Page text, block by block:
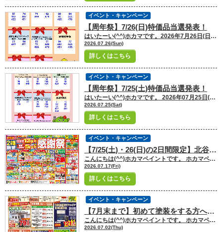
【周年祭】7/26(日)特価品当選発表！
はいたーい(^^)ホカマです。2026年7月26日(日)最終日 抽選結果発表♪ 周年祭イベントへ御来場いただいた皆様、誠に有り難うございました！スタッフ一同、心より御礼申し上げます。 当選者は下記となります！ 誠におめでとうございます！！ また、外れてしまった方は大変申し訳ございません(´;ω;｀) また次回イベント開催がありましたら、 その際はぜひ再度ご来店いただけますと幸いです★ 2日間 たくさんのご来場誠にありがとうございました！
2026.07.26(Sun)
詳しくはこちら
イベント・キャンペーン
【周年祭】7/25(土)特価品当選発表！
はいたーい(^^)ホカマです。 2026年07月25日(土)1日目 抽選結果発表♪ 周年祭イベントへのたくさんの御来場誠に有り難うございました！スタッフ一同、心より御礼申し上げます。当選者は下記となります★当選された方誠におめでとうございます！！ 外れてしまった方、大変申し訳ございません
2026.07.25(Sat)
詳しくはこちら
イベント・キャンペーン
【7/25(土)・26(日)の2日間限定】北谷店12周年＆那覇一日橋店5周年”感謝祭”開催！
こんにちは(^^)ホカマペイントです。 ホカマペイントは【外壁塗装&防水の専門店】として営業しています。那覇一日橋店・北谷店・コザ店オフィス、沖縄県内に3店舗のショールームがあります。来店・電話・WEB問合せや、相談、診断、見積、カラーシュミレーションまで無料で行っています。 このブログではみなさんの【塗装の疑問】について、ホカマペイントが1つずつ解決していきたいと思います！沖縄全島、多くの方々に御愛読していただけるように、ブログを定期更新予定です。どうぞよろしくお願いします(^^) 今回は北谷店12周年＆那覇一日橋店5周年「感謝祭」について、最新チラシの内容をご案内させていただきます！ 2店舗同時開催、しかも今回は2日間限定の特別企画が盛りだくさんです
2026.07.17(Fri)
詳しくはこちら
イベント・キャンペーン
【7月末まで】初めて塗装をする方へ！塗装応援祭キャンペーン実施中！
こんにちは(^^)ホカマペイントです。 ホカマペイントは【外壁塗装&防水の専門店】として営業しています。那覇一日橋店・北谷店・コザ店オフィス、沖縄県内に3店舗のショールームがあります。来店・電話・WEB問合せや、相談、診断、見積、カラーシュミレーションまで無料で行っています。 このブログではみなさんの【塗装の疑問】について、ホカマペイントが1つずつ解決していきたいと思います！沖縄全島、多くの方々に御愛読していただけるように、ブログを定期更新予定です。どうぞよろしくお願いします(^^) 今回は最新チラシをご案内させていただきます！ お得なキャンペーン内容となっておりますので、ぜひ内容をご覧の上、お問い合わせ下さい！！
2026.07.02(Thu)
イベント・キャンペーン